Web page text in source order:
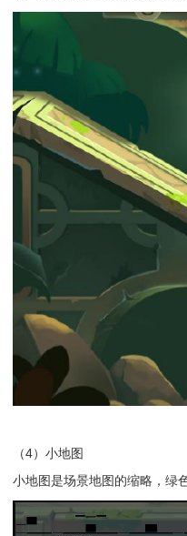
（4）小地图
小地图是场景地图的缩略，绿